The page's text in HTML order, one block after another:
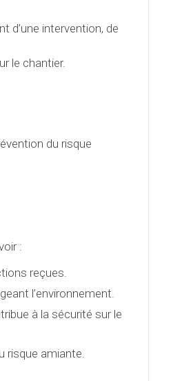
d’une intervention, de
le chantier.
du risque
:
reçues.
l’environnement.
à la sécurité sur le
risque amiante.